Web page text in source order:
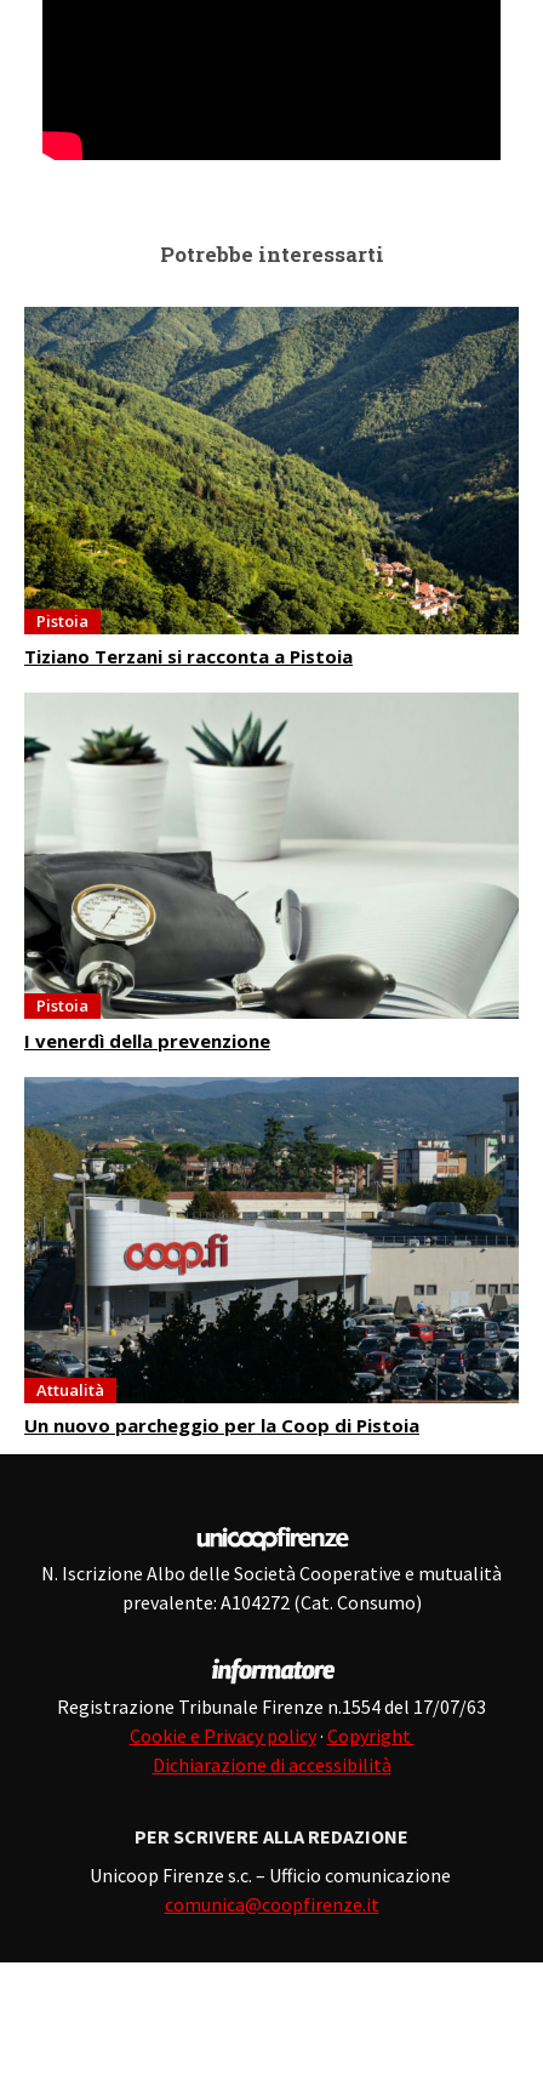
Potrebbe interessarti
Pistoia
Tiziano Terzani si racconta a Pistoia
Pistoia
I venerdì della prevenzione
Attualità
Un nuovo parcheggio per la Coop di Pistoia
N. Iscrizione Albo delle Società Cooperative e mutualità
prevalente: A104272 (Cat. Consumo)
Registrazione Tribunale Firenze n.1554 del 17/07/63
Cookie e Privacy policy· Copyright
Dichiarazione di accessibilità
PER SCRIVERE ALLA REDAZIONE
Unicoop Firenze s.c. – Ufficio comunicazione
comunica@coopfirenze.it